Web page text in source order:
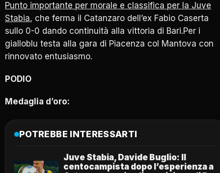
Punto importante per morale e classifica per la Juve
Stabia, che ferma il Catanzaro dell’ex Fabio Caserta
sullo 0-0 dando continuità alla vittoria di Bari.Per i
gialloblu testa alla gara di Piacenza col Mantova con
rinnovato entusiasmo.
PODIO
Medaglia d’oro:
POTREBBE INTERESSARTI
Juve Stabia, Davide Buglio: Il
centocampista dopo l’esperienza a